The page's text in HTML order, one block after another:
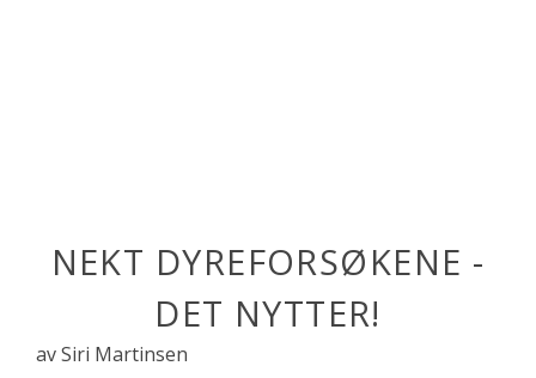
NEKT DYREFORSØKENE -
DET NYTTER!
av Siri Martinsen